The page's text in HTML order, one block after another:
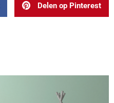
Delen op Pinterest